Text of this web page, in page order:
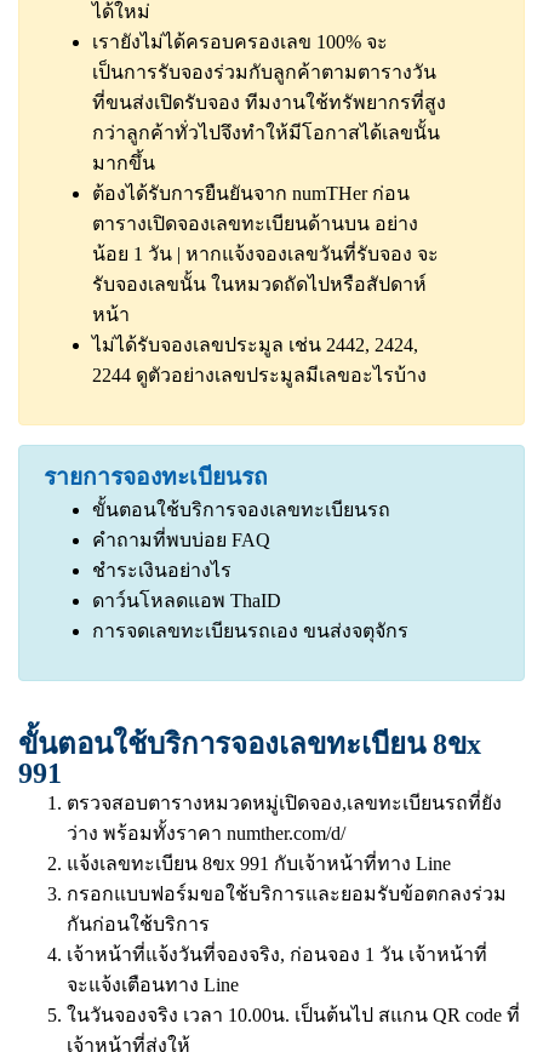
ได้ใหม่
เรายังไม่ได้ครอบครองเลข 100% จะ
เป็นการรับจองร่วมกับลูกค้าตามตารางวัน
ที่ขนส่งเปิดรับจอง ทีมงานใช้ทรัพยากรที่สูง
กว่าลูกค้าทั่วไปจึงทำให้มีโอกาสได้เลขนั้น
มากขึ้น
ต้องได้รับการยืนยันจาก numTHer ก่อน
ตารางเปิดจองเลขทะเบียนด้านบน อย่าง
น้อย 1 วัน | หากแจ้งจองเลขวันที่รับจอง จะ
รับจองเลขนั้น ในหมวดถัดไปหรือสัปดาห์
หน้า
ไม่ได้รับจองเลขประมูล เช่น 2442, 2424,
2244 ดูตัวอย่างเลขประมูลมีเลขอะไรบ้าง
รายการจองทะเบียนรถ
ขั้นตอนใช้บริการจองเลขทะเบียนรถ
คำถามที่พบบ่อย FAQ
ชำระเงินอย่างไร
ดาว์นโหลดแอพ ThaID
การจดเลขทะเบียนรถเอง ขนส่งจตุจักร
ขั้นตอนใช้บริการจองเลขทะเบียน 8ขx
991
ตรวจสอบตารางหมวดหมู่เปิดจอง,เลขทะเบียนรถที่ยัง
ว่าง พร้อมทั้งราคา numther.com/d/
แจ้งเลขทะเบียน 8ขx 991 กับเจ้าหน้าที่ทาง Line
กรอกแบบฟอร์มขอใช้บริการและยอมรับข้อตกลงร่วม
กันก่อนใช้บริการ
เจ้าหน้าที่แจ้งวันที่จองจริง, ก่อนจอง 1 วัน เจ้าหน้าที่
จะแจ้งเตือนทาง Line
ในวันจองจริง เวลา 10.00น. เป็นต้นไป สแกน QR code ที่
เจ้าหน้าที่ส่งให้